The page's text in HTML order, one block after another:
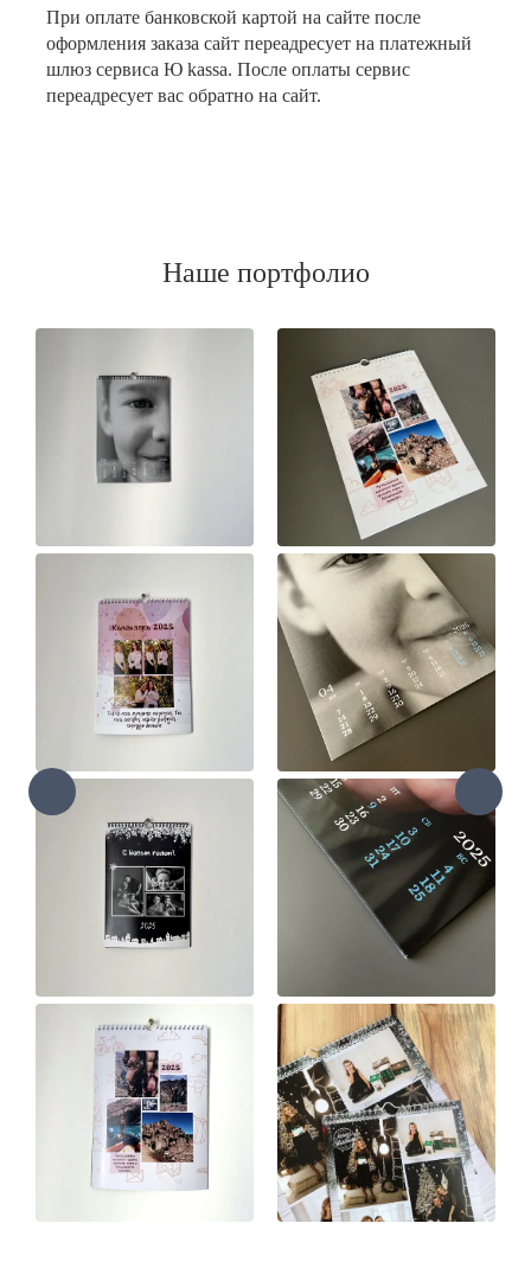
При оплате банковской картой на сайте после
оформления заказа сайт переадресует на платежный
шлюз сервиса Ю kassa. После оплаты сервис
переадресует вас обратно на сайт.
Наше портфолио